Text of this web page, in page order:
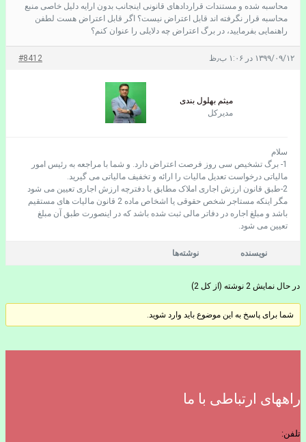
محاسبه شده و مستندات قراردادهای قانونی اینجانب بدون ارایه دلیل خاصی منبع
محاسبه قرار نگرفته اند قابل اعتراض نیست؟ اگر قابل اعتراض هست لطفن
راهنمایی بفرمایید، در برگ اعتراض چه دلایلی را عنوان کنم؟
۱۳۹۹/۰۹/۱۲ در ۱:۰۶ ب٫ظ #8412
میثم بهلول بندی
مدیرکل
سلام
1- برگ تشخیص سی روز فرصت اعتراض دارد. و شما با مراجعه به رئیس امور
مالیاتی درخواست تعدیل مالیات را ارائه و تخفیف مالیاتی می گیرید.
2-طبق قانون ارزش اجاری املاک مطابق با دفترچه ارزش اجاری تعیین می شود
مگر اینکه مستاجر شخص حقوقی یا اشخاص ماده 2 قانون مالیات های مستقیم
باشد و مبلغ اجاره در دفاتر مالی ثبت شده باشد که در اینصورت طبق آن مبلغ
تعیین می شود.
نویسنده نوشته‌ها
در حال نمایش 2 نوشته (از کل 2)
شما برای پاسخ به این موضوع باید وارد شوید.
راههای ارتباطی با ما
تلفن: